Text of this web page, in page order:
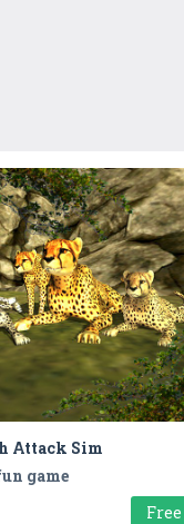
Attack Sim
game
Free